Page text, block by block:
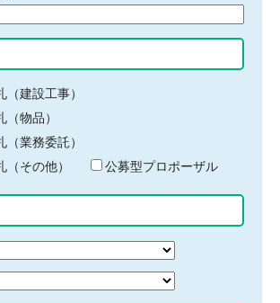
建設工事）
物品）
業務委託）
その他）
公募型プロポーザル